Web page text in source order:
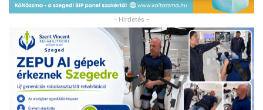
- Hirdetés -